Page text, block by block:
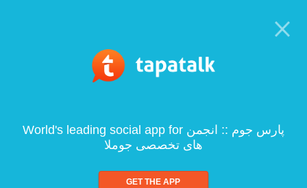
World's leading social app for پارس جوم :: انجمن
های تخصصی جوملا
GET THE APP